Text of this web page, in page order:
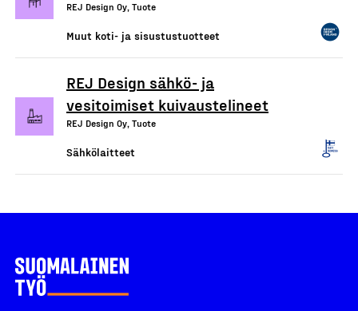
REJ Design Oy, Tuote
Muut koti- ja sisustustuotteet
REJ Design sähkö- ja
vesitoimiset kuivaustelineet
REJ Design Oy, Tuote
Sähkölaitteet